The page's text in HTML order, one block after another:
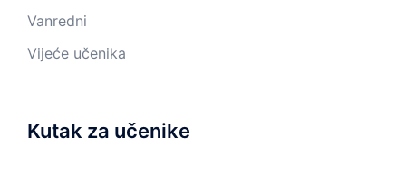
Vanredni
Vijeće učenika
Kutak za učenike